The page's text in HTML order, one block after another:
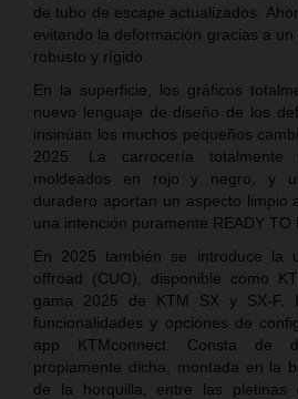
de tubo de escape actualizados.
evitando la deformación gracias a
robusto y rígido.
En la superficie, los gráficos
nuevo lenguaje de diseño de los
insinúan los muchos pequeños
2025. La carrocería totalmente
moldeados en rojo y negro, y
duradero aportan un aspecto limpio
una intención puramente READY TO
En 2025 también se introduce la
offroad (CUO), disponible como
gama 2025 de KTM SX y SX-F.
funcionalidades y opciones de
app KTMconnect. Consta de
propiamente dicha, montada en la
de la horquilla, entre las pletinas